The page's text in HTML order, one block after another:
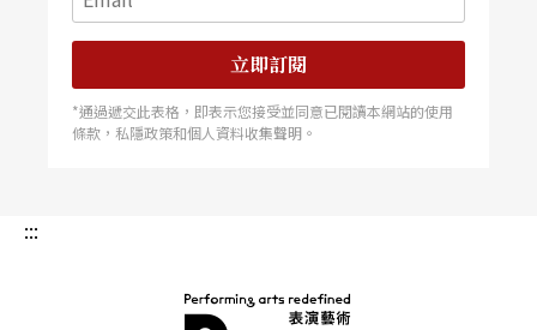
立即訂閱
*通過遞交此表格，即表示您接受並同意已閱讀本網站的使用
條款，私隱政策和個人資料收集聲明。
:::